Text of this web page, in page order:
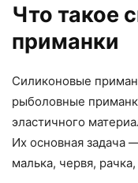
Что такое
приманки
Силиконовые
рыболовные
эластичного
Их основная задача
малька, червя,